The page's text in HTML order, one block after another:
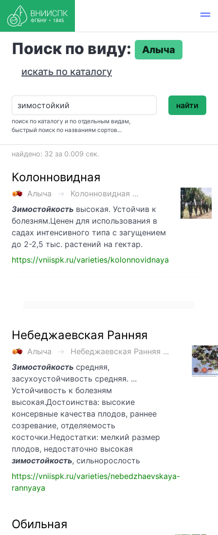
Поиск по виду:
Алыча
искать по каталогу
поиск по каталогу и по отдельным видам,
быстрый поиск по названиям сортов...
найти
найдено: 32 за 0.009 сек.
Колонновидная
Алыча
Колонновидная ...
Зимостойкость высокая. Устойчив к
болезням.Ценен для использования в
садах интенсивного типа с загущением
до 2-2,5 тыс. растений на гектар.
https://vniispk.ru/varieties/kolonnovidnaya
Небеджаевская Ранняя
Алыча
Небеджаевская Ранняя ...
Зимостойкость средняя,
засухоустойчивость средняя. ...
Устойчивость к болезням
высокая.Достоинства: высокие
консервные качества плодов, раннее
созревание, отделяемость
косточки.Недостатки: мелкий размер
плодов, недостаточно высокая
зимостойкость, сильнорослость
https://vniispk.ru/varieties/nebedzhaevskaya-
rannyaya
Обильная